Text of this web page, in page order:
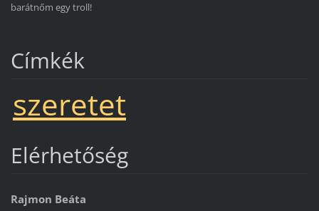
barátnőm egy troll!
Címkék
szeretet
Elérhetőség
Rajmon Beáta